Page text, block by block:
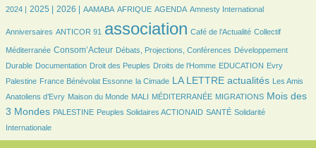
2024 |
694/3017
2025 |
760/3017 2026 |
98/3017 AAMABA
290/3017 AFRIQUE
639/3017 AGENDA
7/3017 Amnesty International
48/3017
Anniversaires ANTICOR 91 association Café de l’Actualité Collectif
Méditerranée
824/3017 Consom’Acteur
191/3017 Débats, Projections, Conférences
203/3017
Développement
Durable
63/3017Documentation
34/3017 Droit des Peuples
223/3017 Droits de l’Homme
47/3017 EDUCATION
8/3017
Evry
Palestine
147/3017France Bénévolat Essonne
42/3017 la Cimade
1154/3017 LA LETTRE actualités
58/3017
Les Amis
Anatoliens d’Evry
180/3017 Maison du Monde
23/3017 MALI
8/3017 MÉDITERRANÉE
167/3017 MIGRATIONS
1292/3017
Mois des
3 Mondes
126/3017 PALESTINE
136/3017 Peuples Solidaires ACTIONAID
163/3017 SANTÉ
345/3017
Solidarité
Internationale